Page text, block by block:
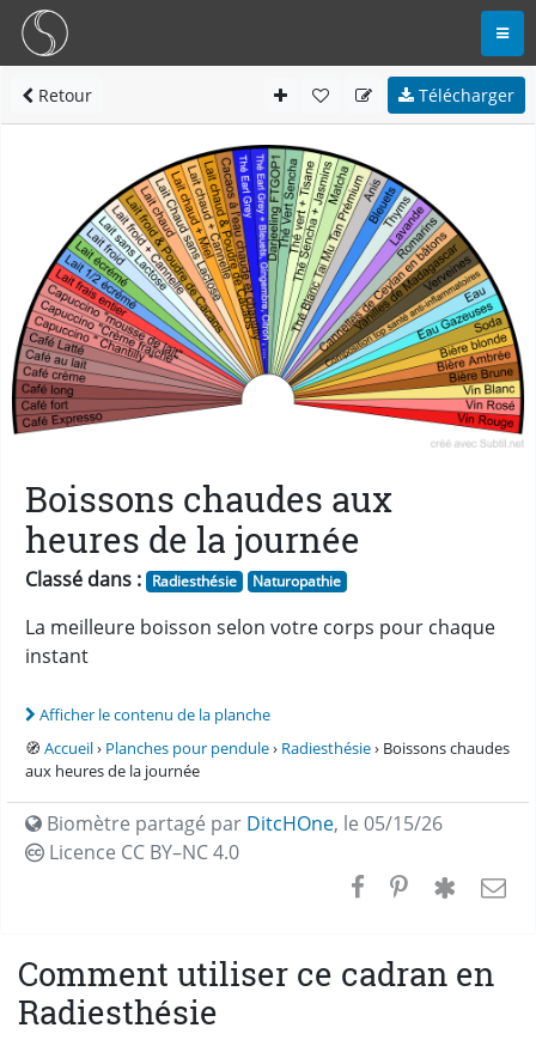
Retour Télécharger
Boissons chaudes aux
heures de la journée
Classé dans : Radiesthésie Naturopathie
La meilleure boisson selon votre corps pour chaque
instant
Afficher le contenu de la planche
🧭 Accueil› Planches pour pendule› Radiesthésie› Boissons chaudes
aux heures de la journée
Biomètre partagé par DitcHOne, le 05/15/26
Licence CC BY–NC 4.0
Comment utiliser ce cadran en
Radiesthésie